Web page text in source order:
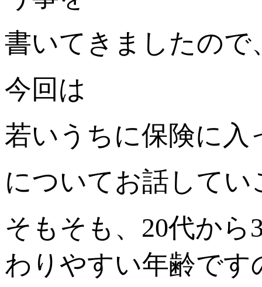
書いてきましたので
今回は
若いうちに保険に入
についてお話して
そもそも、20代か
わりやすい年齢です